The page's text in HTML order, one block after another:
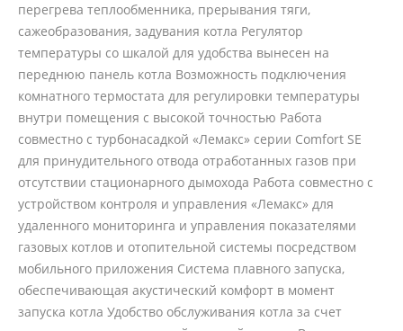
перегрева теплообменника, прерывания тяги,
сажеобразования, задувания котла Регулятор
температуры со шкалой для удобства вынесен на
переднюю панель котла Возможность подключения
комнатного термостата для регулировки температуры
внутри помещения с высокой точностью Работа
совместно с турбонасадкой «Лемакс» серии Comfort SE
для принудительного отвода отработанных газов при
отсутствии стационарного дымохода Работа совместно с
устройством контроля и управления «Лемакс» для
удаленного мониторинга и управления показателями
газовых котлов и отопительной системы посредством
мобильного приложения Система плавного запуска,
обеспечивающая акустический комфорт в момент
запуска котла Удобство обслуживания котла за счет